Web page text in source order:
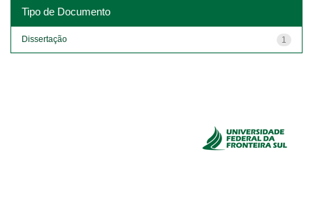
Tipo de Documento
1
Dissertação